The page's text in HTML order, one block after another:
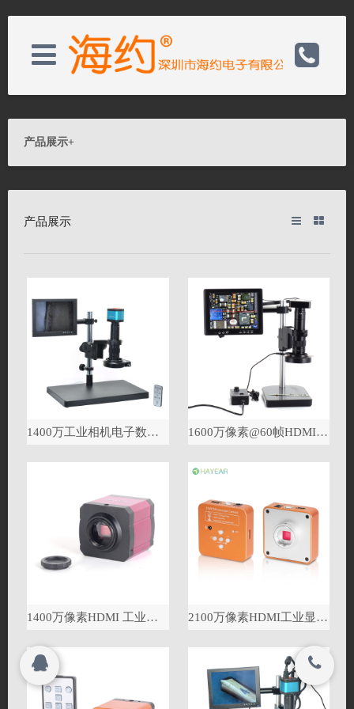
关于我们
新闻资讯
产品展示
联系我们
深圳市海约电子有限公司 All rights reserved.
电话：0755-82728050
网址：http://www.hayear.cn
联系我们
© 2023
深圳市海约电子有限公司 All rights reserved.
产品展示+
产品展示
1400万工业相机电子数码显微 1600万像素@60帧HDMI USB工业显微镜相机
1400万像素HDMI 工业相机 2100万像素HDMI工业显微镜相机